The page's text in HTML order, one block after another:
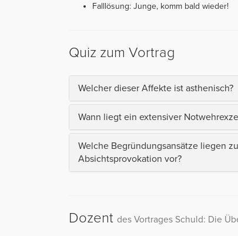
Falllösung: Junge, komm bald wieder!
Quiz zum Vortrag
Welcher dieser Affekte ist asthenisch?
Wann liegt ein extensiver
Welche Begründungsansätze liegen
Absichtsprovokation vor?
Dozent des Vortrages Schuld: Die